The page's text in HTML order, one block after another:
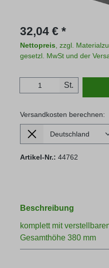
Regulärer Preis:
32,04 € *
Nettopreis , zzgl.
gesetzl. MwSt und der
Produkt Anzahl:
St.
Versandkosten berechnen:
Lieferland
Versandkosten berechnen:
Artikel-Nr.: 44762
Beschreibung
komplett mit
Gesamthöhe 380 mm